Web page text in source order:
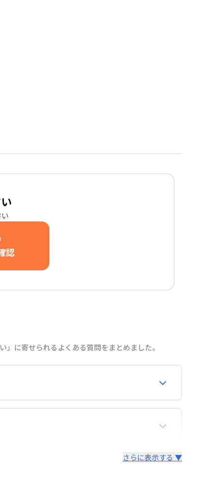
認
に寄せられるよくある質問をまとめました。
わせください。
さらに表示する ▼